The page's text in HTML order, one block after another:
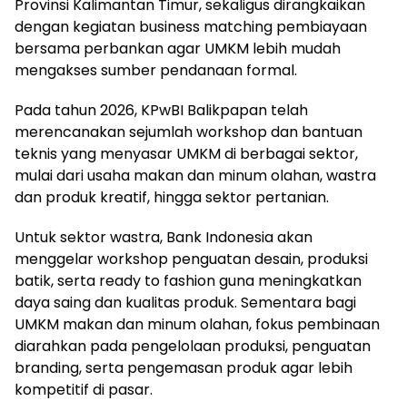
Provinsi Kalimantan Timur, sekaligus dirangkaikan
dengan kegiatan business matching pembiayaan
bersama perbankan agar UMKM lebih mudah
mengakses sumber pendanaan formal.
Pada tahun 2026, KPwBI Balikpapan telah
merencanakan sejumlah workshop dan bantuan
teknis yang menyasar UMKM di berbagai sektor,
mulai dari usaha makan dan minum olahan, wastra
dan produk kreatif, hingga sektor pertanian.
Untuk sektor wastra, Bank Indonesia akan
menggelar workshop penguatan desain, produksi
batik, serta ready to fashion guna meningkatkan
daya saing dan kualitas produk. Sementara bagi
UMKM makan dan minum olahan, fokus pembinaan
diarahkan pada pengelolaan produksi, penguatan
branding, serta pengemasan produk agar lebih
kompetitif di pasar.